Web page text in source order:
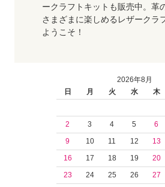
ークラフトキットも販売中。革
さまざまに楽しめるレザークラ
ようこそ！
2026年8月
日
月 火 水 木
2
3 4 5 6
9
10 11 12 13
16
17 18 19 20
23
24 25 26 27